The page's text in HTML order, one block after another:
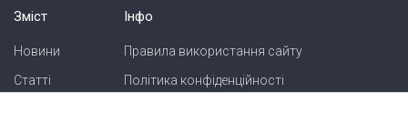
Зміст
Новини
Статті
Інфо
Правила використання сайту
Політика конфіденційності